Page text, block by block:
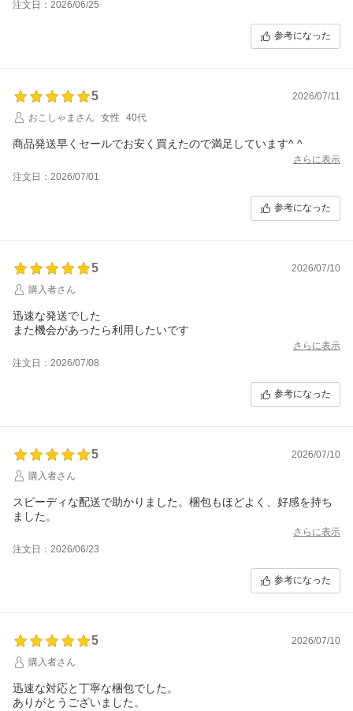
注文日：2026/06/25
参考になった
5
2026/07/11
おこしゃまさん
女性 40代
さらに表示
注文日：2026/07/01
参考になった
5
2026/07/10
購入者さん
迅速な発送でした
また機会があったら利用したいです
さらに表示
注文日：2026/07/08
参考になった
5
2026/07/10
購入者さん
スピーディな配送で助かりました。梱包もほどよく、好感を持ち
ました。
さらに表示
注文日：2026/06/23
参考になった
5
2026/07/10
購入者さん
迅速な対応と丁寧な梱包でした。